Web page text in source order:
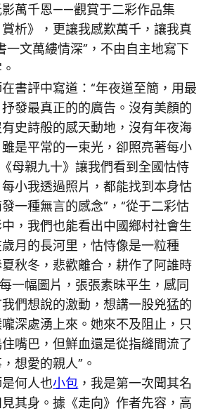
萬千恩——觀賞于二彩作品集
賞析》，更讓我感歎萬千，讓我真
一文萬縷情深”，不由自主地寫下
書評中寫道：“年夜道至簡，用最
發最真正的的廣告。沒有美顏的
史詩般的感天動地，沒有年夜海
是平常的一束光，卻照亮著每小
母親九十》讓我們看到全國怙恃
小我透過照片，都能找到本身怙
一種無言的感念”，“從于二彩怙
，我們也能看出中國鄉村社會生
月的長河里，怙恃像是一粒種
秋冬，悲歡離合，耕作了阿誰時
一幅圖片，張張素昧平生，感同
們想說的激動，想講一股兇猛的
深處湧上來。她來不及阻止，只
嘴巴，但鮮血還是從指縫間流了
想愛的親人”。
何人也小包 ，我是第一次聞其名
其身。據《走向》作者先容，高